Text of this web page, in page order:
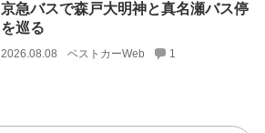
京急バスで森戸大明神と真名瀬バス停
を巡る
2026.08.08 ベストカーWeb 1